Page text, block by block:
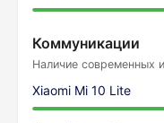
Коммуникации
Наличие современных
Xiaomi Mi 10 Lite